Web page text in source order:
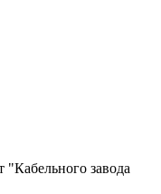
завода